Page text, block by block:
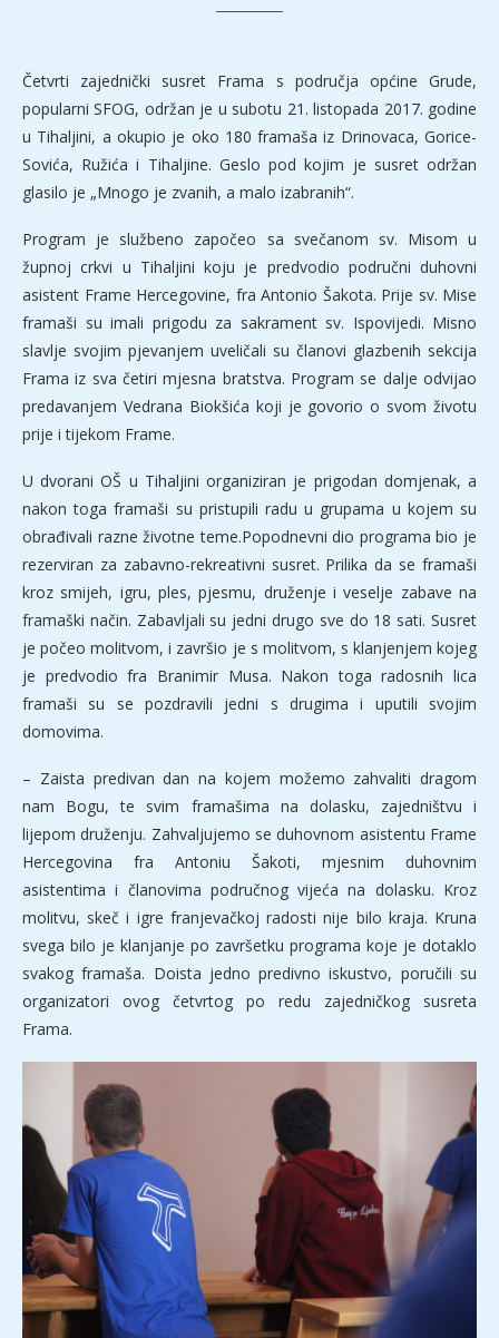
Četvrti zajednički susret Frama s područja općine Grude,
popularni SFOG, održan je u subotu 21. listopada 2017. godine
u Tihaljini, a okupio je oko 180 framaša iz Drinovaca, Gorice-
Sovića, Ružića i Tihaljine. Geslo pod kojim je susret održan
glasilo je „Mnogo je zvanih, a malo izabranih“.
Program je službeno započeo sa svečanom sv. Misom u
župnoj crkvi u Tihaljini koju je predvodio područni duhovni
asistent Frame Hercegovine, fra Antonio Šakota. Prije sv. Mise
framaši su imali prigodu za sakrament sv. Ispovijedi. Misno
slavlje svojim pjevanjem uveličali su članovi glazbenih sekcija
Frama iz sva četiri mjesna bratstva. Program se dalje odvijao
predavanjem Vedrana Biokšića koji je govorio o svom životu
prije i tijekom Frame.
U dvorani OŠ u Tihaljini organiziran je prigodan domjenak, a
nakon toga framaši su pristupili radu u grupama u kojem su
obrađivali razne životne teme.Popodnevni dio programa bio je
rezerviran za zabavno-rekreativni susret. Prilika da se framaši
kroz smijeh, igru, ples, pjesmu, druženje i veselje zabave na
framaški način. Zabavljali su jedni drugo sve do 18 sati. Susret
je počeo molitvom, i završio je s molitvom, s klanjenjem kojeg
je predvodio fra Branimir Musa. Nakon toga radosnih lica
framaši su se pozdravili jedni s drugima i uputili svojim
domovima.
– Zaista predivan dan na kojem možemo zahvaliti dragom
nam Bogu, te svim framašima na dolasku, zajedništvu i
lijepom druženju. Zahvaljujemo se duhovnom asistentu Frame
Hercegovina fra Antoniu Šakoti, mjesnim duhovnim
asistentima i članovima područnog vijeća na dolasku. Kroz
molitvu, skeč i igre franjevačkoj radosti nije bilo kraja. Kruna
svega bilo je klanjanje po završetku programa koje je dotaklo
svakog framaša. Doista jedno predivno iskustvo, poručili su
organizatori ovog četvrtog po redu zajedničkog susreta
Frama.